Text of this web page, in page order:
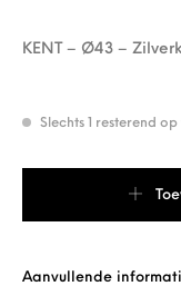
KENT – Ø43 –
Slechts 1 resterend
Aanvullende